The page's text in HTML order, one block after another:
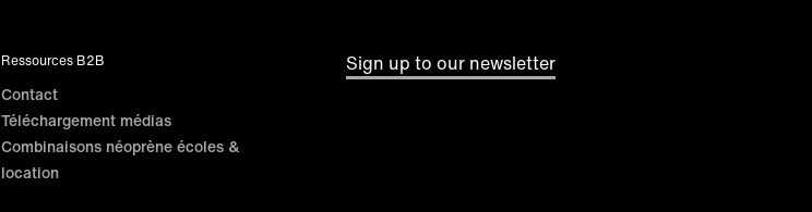
Ressources B2B
Contact
Téléchargement médias
Combinaisons néoprène écoles &
location
Sign up to our newsletter